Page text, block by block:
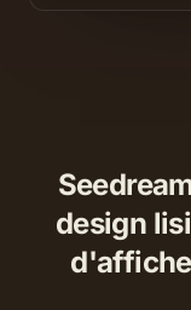
design